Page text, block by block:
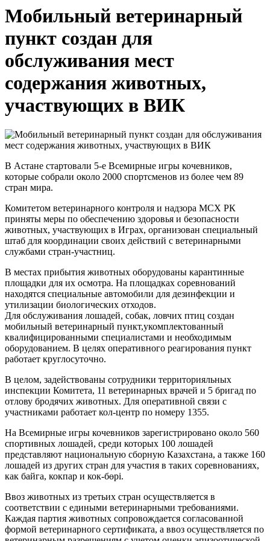
Мобильный ветеринарный
пункт создан для
обслуживания мест
содержания животных,
участвующих в ВИК
В Астане стартовали 5-е Всемирные игры кочевников,
которые собрали около 2000 спортсменов из более чем 89
стран мира.
Комитетом ветеринарного контроля и надзора МСХ РК
приняты меры по обеспечению здоровья и безопасности
животных, участвующих в Играх, организован специальный
штаб для координации своих действий с ветеринарными
службами стран-участниц.
В местах прибытия животных оборудованы карантинные
площадки для их осмотра. На площадках соревнований
находятся специальные автомобили для дезинфекции и
утилизации биологических отходов.
Для обслуживания лошадей, собак, ловчих птиц создан
мобильный ветеринарный пункт,укомплектованный
квалифицированными специалистами и необходимым
оборудованием. В целях оперативного реагирования пункт
работает круглосуточно.
В целом, задействованы сотрудники территорияльных
инспекции Комитета, 11 ветеринарных врачей и 5 бригад по
отлову бродячих животных. Для оперативной связи с
участниками работает кол-центр по номеру 1355.
На Всемирные игры кочевников зарегистрировано около 560
спортивных лошадей, среди которых 100 лошадей
представляют национальную сборную Казахстана, а также 160
лошадей из других стран для участия в таких соревнованиях,
как байга, кокпар и кок-бөрі.
Ввоз животных из третьих стран осуществляется в
соответствии с едиными ветеринарными требованиями.
Каждая партия животных сопровождается согласованной
формой ветеринарного сертификата, а ввоз осуществляется по